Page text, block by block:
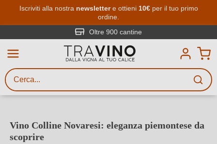
Passa al contenuto principale
Iscriviti alla nostra newslettere ottieni 10€per il tuo primo
ordine.
Oltre 900 cantine
Vino Colline Novaresi: eleganza piemontese da
scoprire
Ricerca vini
Inserisci almeno 3 caratteri
gusto, occasione, nome del vino,